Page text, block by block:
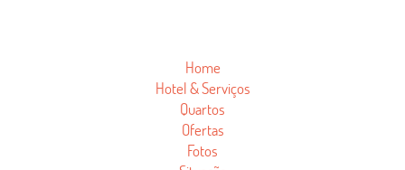
Home
Hotel & Serviços
Home
Hotel & Serviços
Quartos
Ofertas
Fotos